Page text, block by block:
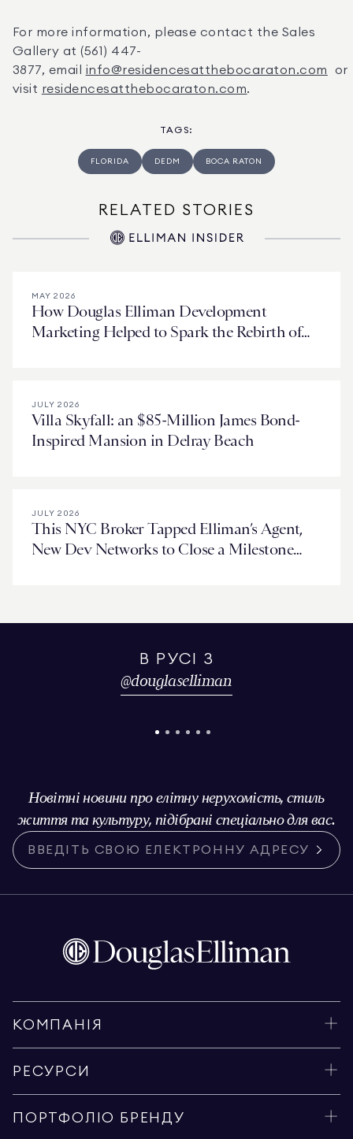
For more information, please contact the Sales
Gallery at (561) 447-
3877, email info@residencesatthebocaraton.com
or
visit residencesatthebocaraton.com.
TAGS:
FLORIDA DEDM BOCA RATON
RELATED STORIES
MAY 2026
How Douglas Elliman Development
Marketing Helped to Spark the Rebirth of
JULY 2026
Villa Skyfall: an $85-Million James Bond-
Inspired Mansion in Delray Beach
JULY 2026
This NYC Broker Tapped Elliman’s Agent,
New Dev Networks to Close a Milestone
В РУСІ З
@douglaselliman
Новітні новини про елітну нерухомість, стиль
життя та культуру, підібрані спеціально для вас.
КОМПАНІЯ
РЕСУРСИ
ПОРТФОЛІО БРЕНДУ